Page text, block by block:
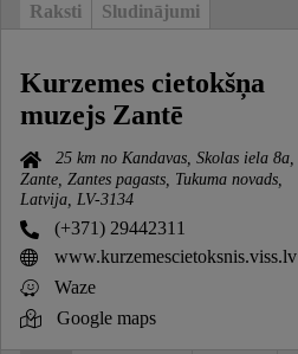
Raksti
Sludinājumi
Kurzemes cietokšņa
muzejs Zantē
25 km no Kandavas, Skolas iela 8a,
Zante, Zantes pagasts, Tukuma novads,
Latvija, LV-3134
(+371) 29442311
www.kurzemescietoksnis.viss.lv
Waze
Google maps